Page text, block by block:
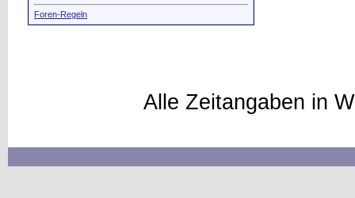
Foren-Regeln
Alle Zeitangaben in